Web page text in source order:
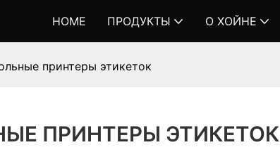
HOME ПРОДУКТЫ О ХОЙНЕ
принтеры этикеток
ПРИНТЕРЫ ЭТИКЕТОК